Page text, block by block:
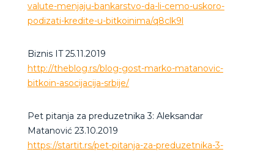
valute-menjaju-bankarstvo-da-li-cemo-uskoro-
podizati-kredite-u-bitkoinima/q8clk9l
Biznis IT 25.11.2019
http://theblog.rs/blog-gost-marko-matanovic-
bitkoin-asocijacija-srbije/
Pet pitanja za preduzetnika 3: Aleksandar
Matanović 23.10.2019
https://startit.rs/pet-pitanja-za-preduzetnika-3-